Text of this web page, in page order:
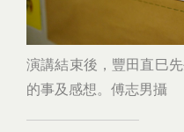
演講結束後，豐田直巳
的事及感想。傅志男攝